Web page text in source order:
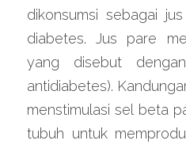
dikonsumsi sebagai
diabetes. Jus pare
yang disebut
antidiabetes).
menstimulasi sel beta
tubuh untuk